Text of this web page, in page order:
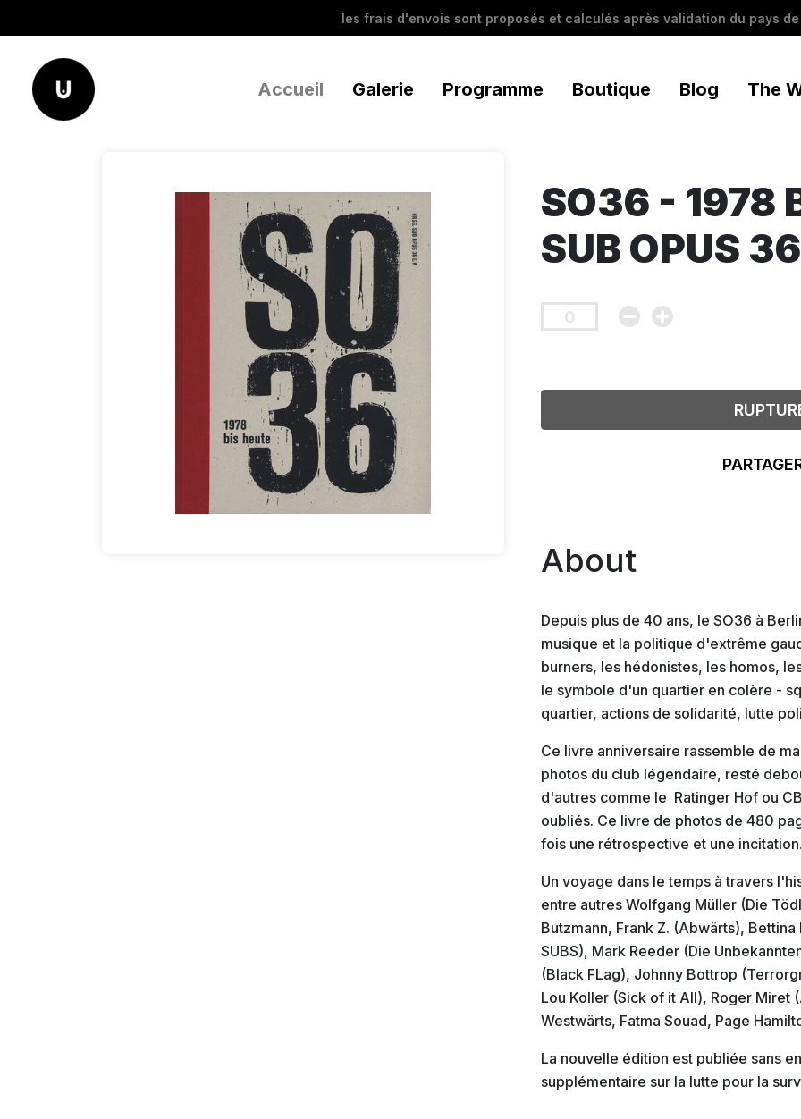
les frais d'envois sont proposés et calculés après validation du pays
Accueil Galerie Programme Boutique Blog The
SO36 - 1978
SUB OPUS
About
Depuis plus de 40 ans, le SO36 à
musique et la politique d'extrême
burners, les hédonistes, les homos,
le symbole d'un quartier en colère -
quartier, actions de solidarité, lutte
Ce livre anniversaire rassemble de
photos du club légendaire, resté
d'autres comme le Ratinger Hof ou
oubliés. Ce livre de photos de 480
fois une rétrospective et une
Un voyage dans le temps à travers
entre autres Wolfgang Müller (Die
Butzmann, Frank Z. (Abwärts),
SUBS), Mark Reeder (Die
(Black FLag), Johnny Bottrop
Lou Koller (Sick of it All), Roger Miret
Westwärts, Fatma Souad, Page
La nouvelle édition est publiée sans
supplémentaire sur la lutte pour la